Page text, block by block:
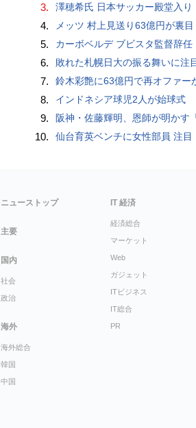
3. 澤穂希氏 日本サッカー殿堂入り
4. メッツ 村上見送り63億円が裏目
5. カーボベルデ ブビスタ監督辞任
6. 敗れた札幌日大の振る舞いに注
7. 鈴木彩艶に63億円で再オファー
8. インドネシア球児2人が始球式
9. 阪神・佐藤輝明、恩師が明かす「バント拒否でホームラン」の“や
10. 仙台育英ベンチに女性部員 注目
ニューストップ
主要
国内
社会
政治
海外
海外総合
韓国
中国
IT 経済
経済総合
マーケット
Web
ガジェット
ITビジネス
IT総合
PR